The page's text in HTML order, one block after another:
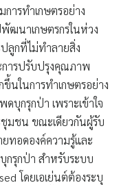
ารทำเกษตรอย่าง
ฒนาเกษตรกรในห่วง
ปลูกที่ไม่ทำลายสิ่ง
การปรับปรุงคุณภาพ
นในการทำเกษตรอย่าง
กรุกป่า เพราะเข้าใจ
มชน ขณะเดียวกันผู้รับ
ทอดองค์ความรู้และ
รุกป่า สำหรับระบบ
โดยเอเย่นต์ต้องระบุ